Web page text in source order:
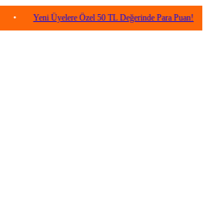
Yeni Üyelere Özel 50 TL Değerinde Para Puan! •